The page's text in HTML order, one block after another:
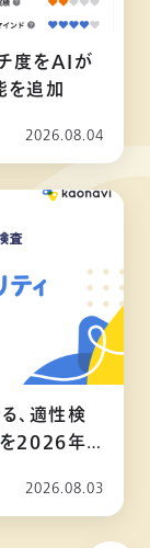
チ度をAIが
を追加
2026.08.04
、適性検
を2026年
2026.08.03